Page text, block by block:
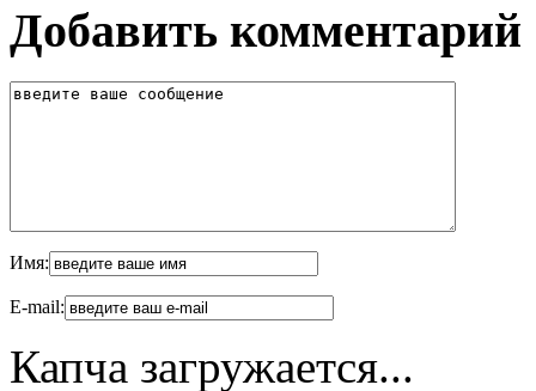
Добавить комментарий
Имя:
E-mail:
Капча загружается...